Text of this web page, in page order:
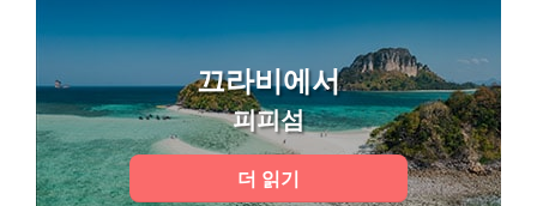
끄라비에서
피피섬
더 읽기